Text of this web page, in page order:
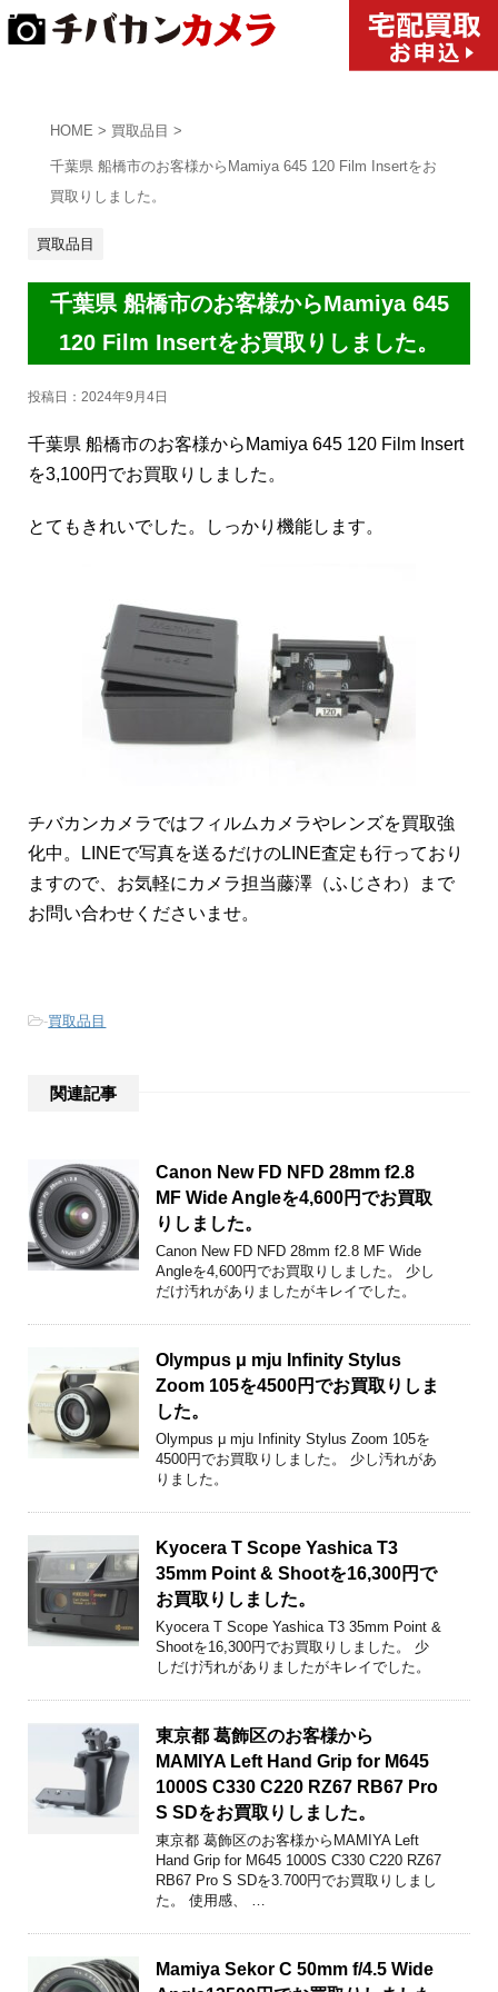
HOME > 買取品目 >
千葉県 船橋市のお客様からMamiya 645 120 Film Insertをお
買取りしました。
買取品目
千葉県 船橋市のお客様からMamiya 645
120 Film Insertをお買取りしました。
投稿日： 2024年9月4日
千葉県 船橋市のお客様からMamiya 645 120 Film Insert
を3,100円でお買取りしました。
とてもきれいでした。しっかり機能します。
チバカンカメラではフィルムカメラやレンズを買取強
化中。LINEで写真を送るだけのLINE査定も行っており
ますので、お気軽にカメラ担当藤澤（ふじさわ）まで
お問い合わせくださいませ。
-買取品目
関連記事
Canon New FD NFD 28mm f2.8
MF Wide Angleを4,600円でお買取
りしました。
Canon New FD NFD 28mm f2.8 MF Wide
Angleを4,600円でお買取りしました。 少し
だけ汚れがありましたがキレイでした。
Olympus μ mju Infinity Stylus
Zoom 105を4500円でお買取りしま
した。
Olympus μ mju Infinity Stylus Zoom 105を
4500円でお買取りしました。 少し汚れがあ
りました。
Kyocera T Scope Yashica T3
35mm Point & Shootを16,300円で
お買取りしました。
Kyocera T Scope Yashica T3 35mm Point &
Shootを16,300円でお買取りしました。 少
しだけ汚れがありましたがキレイでした。
東京都 葛飾区のお客様から
MAMIYA Left Hand Grip for M645
1000S C330 C220 RZ67 RB67 Pro
S SDをお買取りしました。
東京都 葛飾区のお客様からMAMIYA Left
Hand Grip for M645 1000S C330 C220 RZ67
RB67 Pro S SDを3.700円でお買取りしまし
た。 使用感、 …
Mamiya Sekor C 50mm f/4.5 Wide